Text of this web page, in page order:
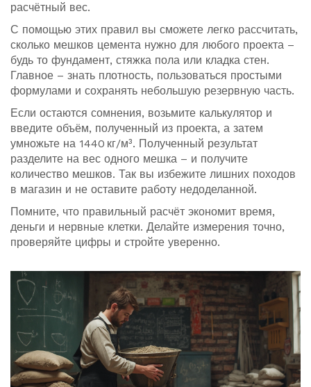
расчётный вес.
С помощью этих правил вы сможете легко рассчитать,
сколько мешков цемента нужно для любого проекта –
будь то фундамент, стяжка пола или кладка стен.
Главное – знать плотность, пользоваться простыми
формулами и сохранять небольшую резервную часть.
Если остаются сомнения, возьмите калькулятор и
введите объём, полученный из проекта, а затем
умножьте на 1440 кг/м³. Полученный результат
разделите на вес одного мешка – и получите
количество мешков. Так вы избежите лишних походов
в магазин и не оставите работу недоделанной.
Помните, что правильный расчёт экономит время,
деньги и нервные клетки. Делайте измерения точно,
проверяйте цифры и стройте уверенно.